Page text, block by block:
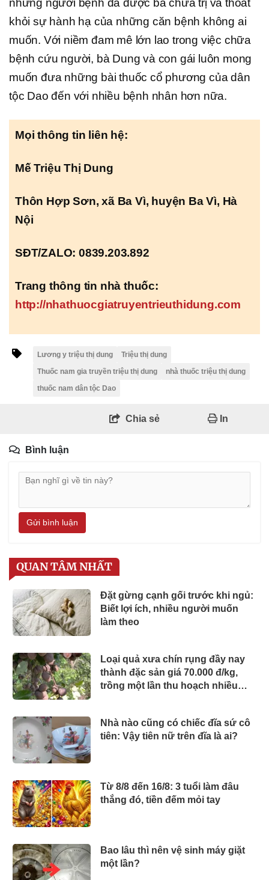
những người bệnh đã được bà chữa trị và thoát
khỏi sự hành hạ của những căn bệnh không ai
muốn. Với niềm đam mê lớn lao trong việc chữa
bệnh cứu người, bà Dung và con gái luôn mong
muốn đưa những bài thuốc cổ phương của dân
tộc Dao đến với nhiều bệnh nhân hơn nữa.
Mọi thông tin liên hệ:
Mế Triệu Thị Dung
Thôn Hợp Sơn, xã Ba Vì, huyện Ba Vì, Hà
Nội
SĐT/ZALO: 0839.203.892
Trang thông tin nhà thuốc:
http://nhathuocgiatruyentrieuthidung.com
Lương y triệu thị dung
Triệu thị dung
Thuốc nam gia truyền triệu thị dung
nhà thuốc triệu thị dung
thuốc nam dân tộc Dao
Chia sẻ In
Bình luận
Gửi bình luận
QUAN TÂM NHẤT
Đặt gừng cạnh gối trước khi ngủ:
Biết lợi ích, nhiều người muốn
làm theo
Loại quả xưa chín rụng đầy nay
thành đặc sản giá 70.000 đ/kg,
trồng một lần thu hoạch nhiều
Nhà nào cũng có chiếc đĩa sứ cô
tiên: Vậy tiên nữ trên đĩa là ai?
Từ 8/8 đến 16/8: 3 tuổi làm đâu
thắng đó, tiền đếm mỏi tay
Bao lâu thì nên vệ sinh máy giặt
một lần?